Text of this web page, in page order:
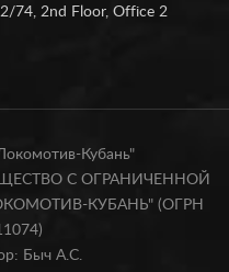
2/74, 2nd Floor, Office 2
Кубань"
С ОГРАНИЧЕННОЙ
КУБАНЬ" (ОГРН
Быч А.С.